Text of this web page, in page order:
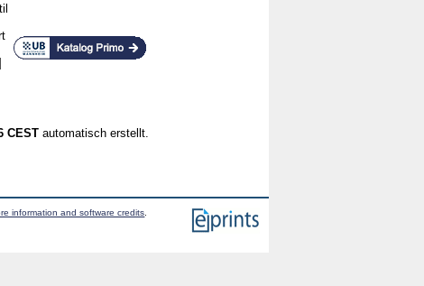
CEST automatisch erstellt.
information and software credits